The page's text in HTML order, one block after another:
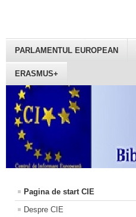
PARLAMENTUL EUROPEAN
ERASMUS+
Pagina de start CIE
Despre CIE